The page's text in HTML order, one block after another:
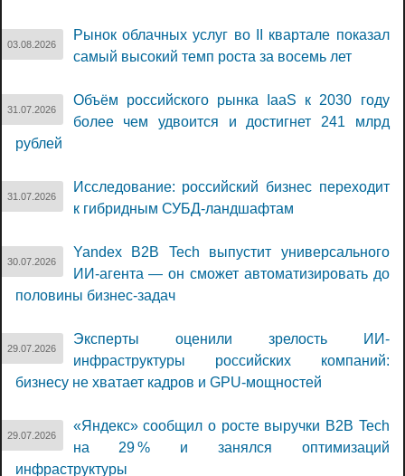
03.08.2026
Рынок облачных услуг во II квартале показал
самый высокий темп роста за восемь лет
31.07.2026
Объём российского рынка IaaS к 2030 году
более чем удвоится и достигнет 241 млрд
рублей
31.07.2026
Исследование: российский бизнес переходит
к гибридным СУБД-ландшафтам
30.07.2026
Yandex B2B Tech выпустит универсального
ИИ-агента — он сможет автоматизировать до
половины бизнес-задач
29.07.2026
Эксперты оценили зрелость ИИ-
инфраструктуры российских компаний:
бизнесу не хватает кадров и GPU-мощностей
29.07.2026
«Яндекс» сообщил о росте выручки B2B Tech
на 29 % и занялся оптимизаций
инфраструктуры